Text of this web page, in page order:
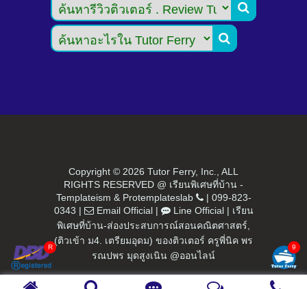


Copyright © 2026 Tutor Ferry, Inc., ALL
RIGHTS RESERVED @ เรียนพิเศษที่บ้าน -
Templateism & Protemplateslab | 099-823-
0343 | Email Official| Line Official| เรียน
พิเศษที่บ้าน-ส่องประสบการณ์สอนคณิตศาสตร์,
(ติวเข้า ม4. เตรียมอุดม) ของติวเตอร์ ครูพี่นิค พร
รณปพร มุดสูงเนิน @ออนไลน์